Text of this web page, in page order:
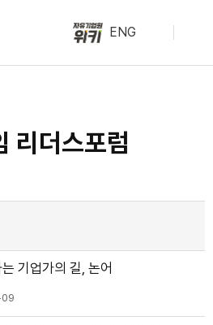
ENG
리더스포럼
기업가의 길, 논어